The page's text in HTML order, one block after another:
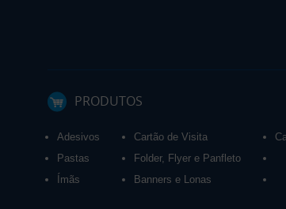
PRODUTOS
Adesivos
Pastas
Ímãs
Cartão de Visita
Folder, Flyer e Panfleto
Banners e Lonas